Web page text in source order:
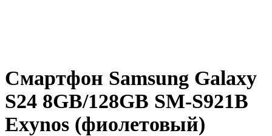
Смартфон Samsung Galaxy
S24 8GB/128GB SM-S921B
Exynos (фиолетовый)